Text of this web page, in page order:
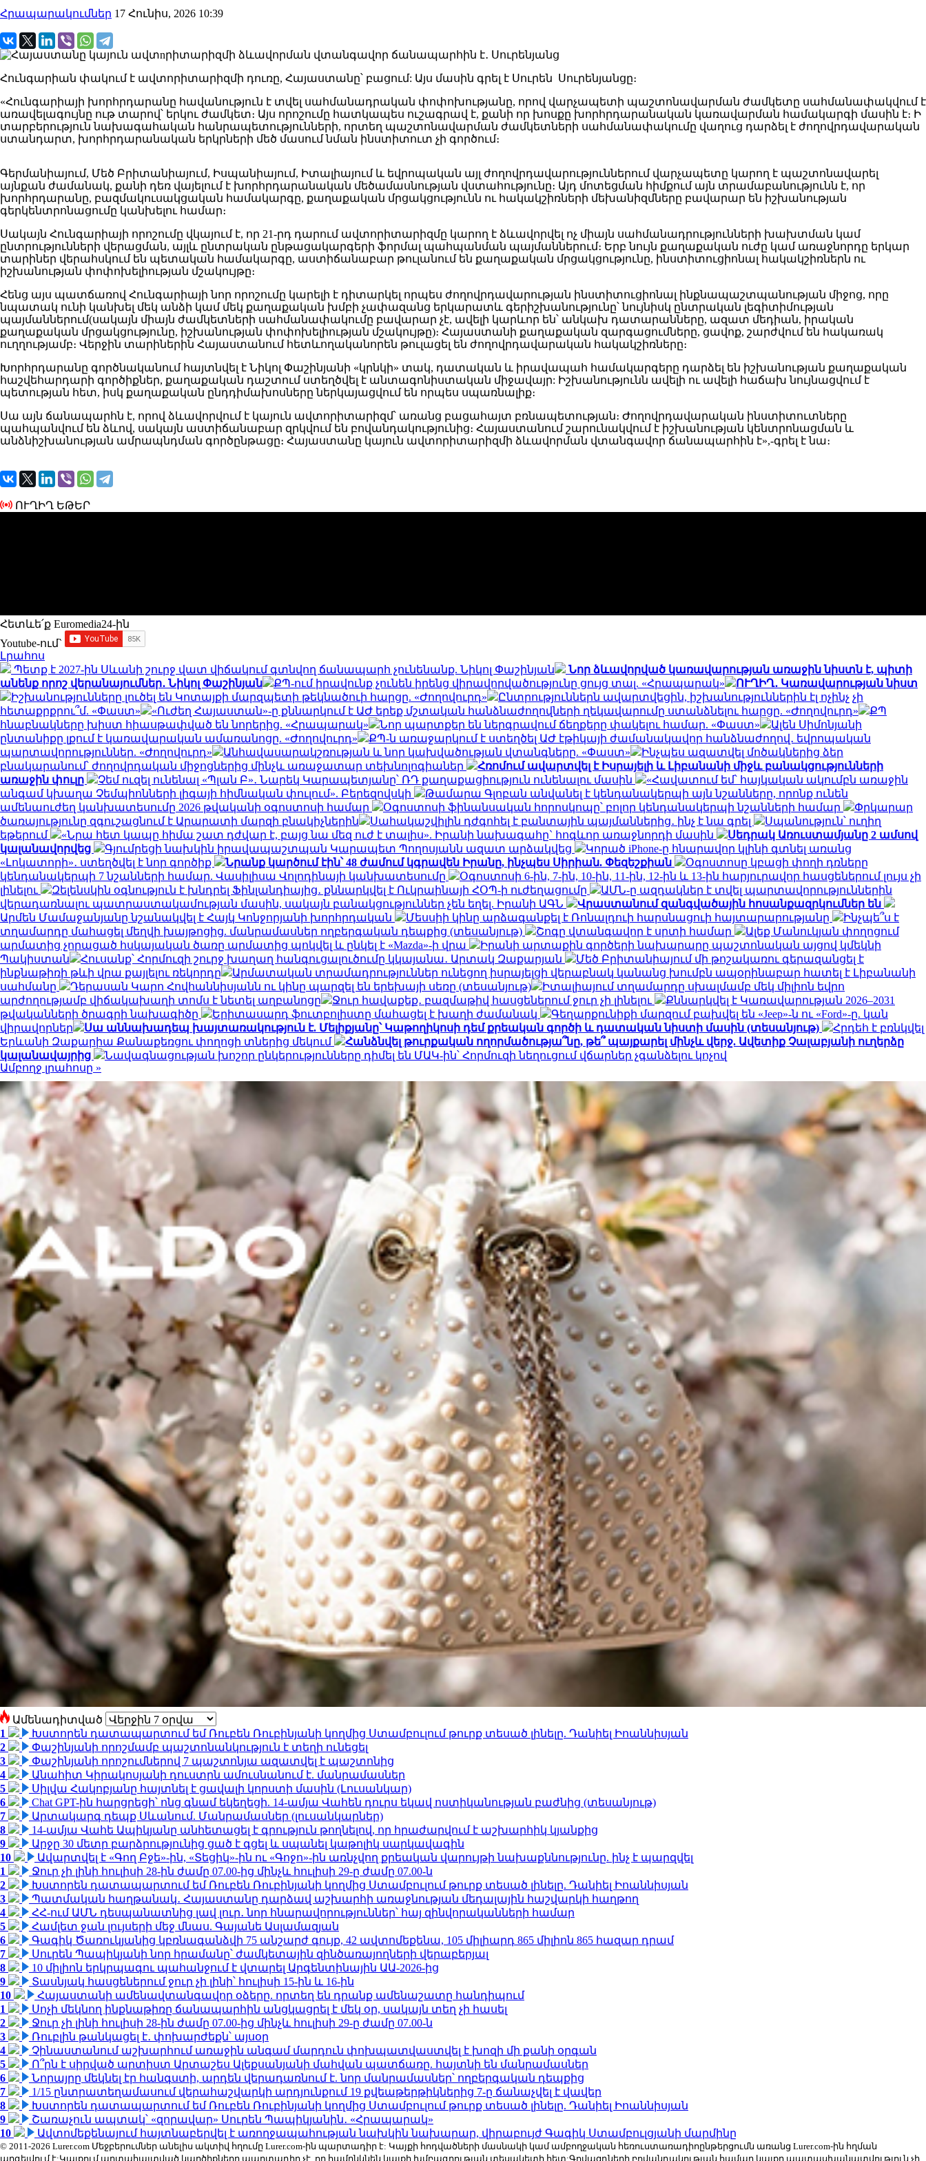
Հրապարակումներ 17 Հունիս, 2026 10:39
Հունգարիան փակում է ավտորիտարիզմի դուռը, Հայաստանը՝ բացում: Այս մասին գրել է Սուրեն Սուրենյանցը։
«Հունգարիայի խորհրդարանը հավանություն է տվել սահմանադրական փոփոխությանը, որով վարչապետի պաշտոնավարման ժամկետը սահմանափակվում է
առավելագույնը ութ տարով՝ երկու ժամկետ։ Այս որոշումը հատկապես ուշագրավ է, քանի որ խոսքը խորհրդարանական կառավարման համակարգի մասին է։ Ի
տարբերություն նախագահական հանրապետությունների, որտեղ պաշտոնավարման ժամկետների սահմանափակումը վաղուց դարձել է ժողովրդավարական
ստանդարտ, խորհրդարանական երկրների մեծ մասում նման ինստիտուտ չի գործում։
Գերմանիայում, Մեծ Բրիտանիայում, Իսպանիայում, Իտալիայում և եվրոպական այլ ժողովրդավարություններում վարչապետը կարող է պաշտոնավարել
այնքան ժամանակ, քանի դեռ վայելում է խորհրդարանական մեծամասնության վստահությունը։ Այդ մոտեցման հիմքում այն տրամաբանությունն է, որ
խորհրդարանը, բազմակուսակցական համակարգը, քաղաքական մրցակցությունն ու հակակշիռների մեխանիզմները բավարար են իշխանության
գերկենտրոնացումը կանխելու համար։
Սակայն Հունգարիայի որոշումը վկայում է, որ 21-րդ դարում ավտորիտարիզմը կարող է ձևավորվել ոչ միայն սահմանադրությունների խախտման կամ
ընտրությունների վերացման, այլև ընտրական ընթացակարգերի ֆորմալ պահպանման պայմաններում։ Երբ նույն քաղաքական ուժը կամ առաջնորդը երկար
տարիներ վերահսկում են պետական համակարգը, աստիճանաբար թուլանում են քաղաքական մրցակցությունը, ինստիտուցիոնալ հակակշիռներն ու
իշխանության փոփոխելիության մշակույթը։
Հենց այս պատճառով Հունգարիայի նոր որոշումը կարելի է դիտարկել որպես ժողովրդավարության ինստիտուցիոնալ ինքնապաշտպանության միջոց, որը
նպատակ ունի կանխել մեկ անձի կամ մեկ քաղաքական խմբի չափազանց երկարատև գերիշխանությունը՝ նույնիսկ ընտրական լեգիտիմության
պայմաններում(սակայն միայն ժամկետների սահմանափակումը բավարար չէ, ավելի կարևոր են՝ անկախ դատարանները, ազատ մեդիան, իրական
քաղաքական մրցակցությունը, իշխանության փոփոխելիության մշակույթը)։ Հայաստանի քաղաքական զարգացումները, ցավոք, շարժվում են հակառակ
ուղղությամբ։ Վերջին տարիներին Հայաստանում հետևողականորեն թուլացել են ժողովրդավարական հակակշիռները։
Խորհրդարանը գործնականում հայտնվել է Նիկոլ Փաշինյանի «կրնկի» տակ, դատական և իրավապահ համակարգերը դարձել են իշխանության քաղաքական
հաշվեհարդարի գործիքներ, քաղաքական դաշտում ստեղծվել է անտագոնիստական միջավայր: Իշխանությունն ավելի ու ավելի հաճախ նույնացվում է
պետության հետ, իսկ քաղաքական ընդդիմախոսները ներկայացվում են որպես սպառնալիք։
Սա այն ճանապարհն է, որով ձևավորվում է կայուն ավտորիտարիզմ՝ առանց բացահայտ բռնապետության։ Ժողովրդավարական ինստիտուտները
պահպանվում են ձևով, սակայն աստիճանաբար զրկվում են բովանդակությունից։ Հայաստանում շարունակվում է իշխանության կենտրոնացման և
անձնիշխանության ամրապնդման գործընթացը։ Հայաստանը կայուն ավտորիտարիզմի ձևավորման վտանգավոր ճանապարհին է»,-գրել է նա։
ՈՒՂԻՂ ԵԹԵՐ
Հետևե՛ք Euromedia24-ին
Youtube-ում`
Լրահոս
Պետք է 2027-ին Սևանի շուրջ վատ վիճակում գտնվող ճանապարհ չունենանք. Նիկոլ Փաշինյան
Նոր ձևավորված կառավարության առաջին նիստն է, պիտի
անենք որոշ վերանայումներ․ Նիկոլ Փաշինյան
ՔՊ-ում իրավունք չունեն իրենց վիրավորվածությունը ցույց տալ. «Հրապարակ»
ՈՒՂԻՂ․ Կառավարության նիստ
Իշխանությունները լուծել են Կոտայքի մարզպետի թեկնածուի հարցը. «Ժողովուրդ»
Ընտրություններն ավարտվեցին, իշխանություններին էլ ոչինչ չի
հետաքրքրու՞մ. «Փաստ»
«Ուժեղ Հայաստան»-ը քննարկում է ԱԺ երեք մշտական հանձնաժողովների ղեկավարումը ստանձնելու հարցը. «Ժողովուրդ»
ՔՊ
հնաբնակները խիստ հիասթափված են նորերից. «Հրապարակ»
Նոր պարտքեր են ներգրավում ճեղքերը փակելու համար. «Փաստ»
Ալեն Սիմոնյանի
ընտանիքը լքում է կառավարական ամառանոցը. «Ժողովուրդ»
ՔՊ-ն առաջարկում է ստեղծել ԱԺ էթիկայի ժամանակավոր հանձնաժողով․ եվրոպական
պարտավորություններ. «Ժողովուրդ»
Անհավասարակշռության և նոր կախվածության վտանգները. «Փաստ»
Ինչպես ազատվել մոծակներից ձեր
բնակարանում՝ ժողովրդական միջոցներից մինչև առաջատար տեխնոլոգիաներ
Հռոմում ավարտվել է Իսրայելի և Լիբանանի միջև բանակցությունների
առաջին փուլը
Չեմ ուզել ունենալ «Պլան Բ»․ Նարեկ Կարապետյանը՝ ՌԴ քաղաքացիություն ունենալու մասին
«Հավատում եմ՝ հայկական ակումբն առաջին
անգամ կխաղա Չեմպիոնների լիգայի հիմնական փուլում». Բերեզովսկի
Թամարա Գլոբան անվանել է կենդանակերպի այն նշանները, որոնք ունեն
ամենաուժեղ կանխատեսումը 2026 թվականի օգոստոսի համար
Օգոստոսի ֆինանսական հորոսկոպը՝ բոլոր կենդանակերպի նշանների համար
Փրկարար
ծառայությունը զգուշացնում է Արարատի մարզի բնակիչներին
Սահակաշվիլին դժգոհել է բանտային պայմաններից․ ինչ է նա գրել
Սպանություն՝ ուղիղ
եթերում
«Նրա հետ կապը հիմա շատ դժվար է, բայց նա մեզ ուժ է տալիս». Իրանի նախագահը` հոգևոր առաջնորդի մասին
Սեդրակ Առուստամյանը 2 ամսով
կալանավորվեց
Գյումրեցի նախկին իրավապաշտպան Կարապետ Պողոսյանն ազատ արձակվեց
Կորած iPhone-ը հնարավոր կլինի գտնել առանց
«Լոկատորի»․ ստեղծվել է նոր գործիք
Նրանք կարծում էին՝ 48 ժամում կգրավեն Իրանը, ինչպես Սիրիան. Փեզեշքիան
Օգոստոսը կբացի փողի դռները
կենդանակերպի 7 նշանների համար. Վասիլիսա Վոլոդինայի կանխատեսումը
Օգոստոսի 6-ին, 7-ին, 10-ին, 11-ին, 12-ին և 13-ին հարյուրավոր հասցեներում լույս չի
լինելու
Զելենսկին օգնություն է խնդրել Ֆինլանդիայից․ քննարկվել է Ուկրաինայի ՀՕՊ-ի ուժեղացումը
ԱՄՆ-ը ազդակներ է տվել պարտավորություններին
վերադառնալու պատրաստակամության մասին, սակայն բանակցություններ չեն եղել. Իրանի ԱԳՆ
Վրաստանում զանգվածային հոսանքազրկումներ են
Արմեն Մամաջանյանը նշանակվել է Հայկ Կոնջորյանի խորհրդական
Մեսսիի կինը արձագանքել է Ռոնալդուի հարսնացուի հայտարարությանը
Ինչպե՞ս է
տղամարդը մահացել մեղվի խայթոցից. մանրամասներ ողբերգական դեպքից (տեսանյութ)
Շոգը վտանգավոր է սրտի համար
Ալեք Մանուկյան փողոցում
արմատից չորացած հսկայական ծառը արմատից պոկվել և ընկել է «Mazda»-ի վրա
Իրանի արտաքին գործերի նախարարը պաշտոնական այցով կմեկնի
Պակիստան
Հուսանք՝ Հորմուզի շուրջ խաղաղ հանգուցալուծումը կկայանա․ Արտակ Զաքարյան
Մեծ Բրիտանիայում մի թոշակառու գերազանցել է
ինքնաթիռի թևի վրա քայլելու ռեկորդը
Արմատական տրամադրություններ ունեցող իսրայելցի վերաբնակ կանանց խումբն ապօրինաբար հատել է Լիբանանի
սահմանը
Դերասան Կարո Հովհաննիսյանն ու կինը պարզել են երեխայի սեռը (տեսանյութ)
Իտալիայում տղամարդը սխալմամբ մեկ միլիոն եվրո
արժողությամբ վիճակախաղի տոմս է նետել աղբանոցը
Ջուր հավաքեք․ բազմաթիվ հասցեներում ջուր չի լինելու
Քննարկվել է Կառավարության 2026–2031
թվականների ծրագրի նախագիծը
Երիտասարդ ֆուտբոլիստը մահացել է խաղի ժամանակ
Գեղարքունիքի մարզում բախվել են «Jeep»-ն ու «Ford»-ը. կան
վիրավորներ
Սա աննախադեպ խայտառակություն է. Մելիքյանը՝ Կաթողիկոսի դեմ քրեական գործի և դատական նիստի մասին (տեսանյութ)
Հրդեհ է բռնկվել
Երևանի Զաքարիա Քանաքեռցու փողոցի տներից մեկում
Հանձնվել թուրքական ողորմածությա՞նը, թե՞ պայքարել մինչև վերջ. Ավետիք Չալաբյանի ուղերձը
կալանավայրից
Նավագնացության խոշոր ընկերությունները դիմել են ՄԱԿ-ին՝ Հորմուզի նեղուցում վճարներ չգանձելու կոչով
Ամբողջ լրահոսը »
Ամենադիտված
1
Խստորեն դատապարտում եմ Ռուբեն Ռուբինյանի կողմից Ստամբուլում թուրք տեսած լինելը. Դանիել Իոաննիսյան
2
Փաշինյանի որոշմամբ պաշտոնանկություն է տեղի ունեցել
3
Փաշինյանի որոշումներով 7 պաշտոնյա ազատվել է պաշտոնից
4
Անահիտ Կիրակոսյանի դուստրն ամուսնանում է. մանրամասներ
5
Սիլվա Հակոբյանը հայտնել է ցավալի կորստի մասին (Լուսանկար)
6
Chat GPT-ին հարցրեցի՝ ոնց գնամ եկեղեցի. 14-ամյա Վահեն դուրս եկավ ոստիկանության բաժնից (տեսանյութ)
7
Արտակարգ դեպք Սևանում. Մանրամասներ (լուսանկարներ)
8
14-ամյա Վահե Ապիկյանը անհետացել է գրություն թողնելով, որ հրաժարվում է աշխարհիկ կյանքից
9
Արջը 30 մետր բարձրությունից ցած է գցել և սպանել կաթոլիկ սարկավագին
10
Ավարտվել է «Գող Բջե»-ին, «Տեցիկ»-ին ու «Գոջո»-ին առնչվող քրեական վարույթի նախաքննությունը. ինչ է պարզվել
1
Ջուր չի լինի հուլիսի 28-ին ժամը 07.00-ից մինչև հուլիսի 29-ը ժամը 07.00-ն
2
Խստորեն դատապարտում եմ Ռուբեն Ռուբինյանի կողմից Ստամբուլում թուրք տեսած լինելը. Դանիել Իոաննիսյան
3
Պատմական հաղթանակ․ Հայաստանը դարձավ աշխարհի առաջնության մեդալային հաշվարկի հաղթող
4
ՀՀ-ում ԱՄՆ դեսպանատնից լավ լուր․ նոր հնարավորություններ՝ հայ զինվորականների համար
5
Համլետ ջան լույսերի մեջ մնաս. Գայանե Ասլամազյան
6
Գագիկ Ծառուկյանից կբռնագանձվի 75 անշարժ գույք, 42 ավտոմեքենա, 105 միլիարդ 865 միլիոն 865 հազար դրամ
7
Սուրեն Պապիկյանի նոր հրամանը՝ ժամկետային զինծառայողների վերաբերյալ
8
10 միլիոն երկրպագու պահանջում է վտարել Արգենտինային ԱԱ-2026-ից
9
Տասնյակ հասցեներում ջուր չի լինի՝ հուլիսի 15-ին և 16-ին
10
Հայաստանի ամենավտանգավոր օձերը. որտեղ են դրանք ամենաշատը հանդիպում
1
Սոչի մեկնող ինքնաթիռը ճանապարհին անցկացրել է մեկ օր, սակայն տեղ չի հասել
2
Ջուր չի լինի հուլիսի 28-ին ժամը 07.00-ից մինչև հուլիսի 29-ը ժամը 07.00-ն
3
Ռուբլին թանկացել է․ փոխարժեքն՝ այսօր
4
Չինաստանում աշխարհում առաջին անգամ մարդուն փոխպատվաստվել է խոզի մի քանի օրգան
5
Ո՞րն է սիրված արտիստ Արտաշես Ալեքսանյանի մահվան պատճառը. հայտնի են մանրամասներ
6
Նորայրը մեկնել էր հանգստի, արդեն վերադառնում է. նոր մանրամասներ՝ ողբերգական դեպքից
7
1/15 ընտրատեղամասում վերահաշվարկի արդյունքում 19 քվեաթերթիկներից 7-ը ճանաչվել է վավեր
8
Խստորեն դատապարտում եմ Ռուբեն Ռուբինյանի կողմից Ստամբուլում թուրք տեսած լինելը. Դանիել Իոաննիսյան
9
Շառաչուն ապտակ՝ «զորավար» Սուրեն Պապիկյանին․ «Հրապարակ»
10
Ավտոմեքենայում հայտնաբերվել է առողջապահության նախկին նախարար, վիրաբույժ Գագիկ Ստամբուլցյանի մարմինը
© 2011-2026 Lurer.com Մեջբերումներ անելիս ակտիվ հղումը Lurer.com-ին պարտադիր է: Կայքի հոդվածների մասնակի կամ ամբողջական հեռուստառադիոընթերցումն առանց Lurer.com-ին հղման
արգելվում է:Կայքում արտահայտված կարծիքները պարտադիր չէ, որ համընկնեն կայքի խմբագրության տեսակետի հետ:Գովազդների բովանդակության համար կայքը պատասխանատվություն չի